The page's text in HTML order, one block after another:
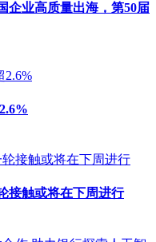
企业高质量出海，第50届
接触或将在下周进行